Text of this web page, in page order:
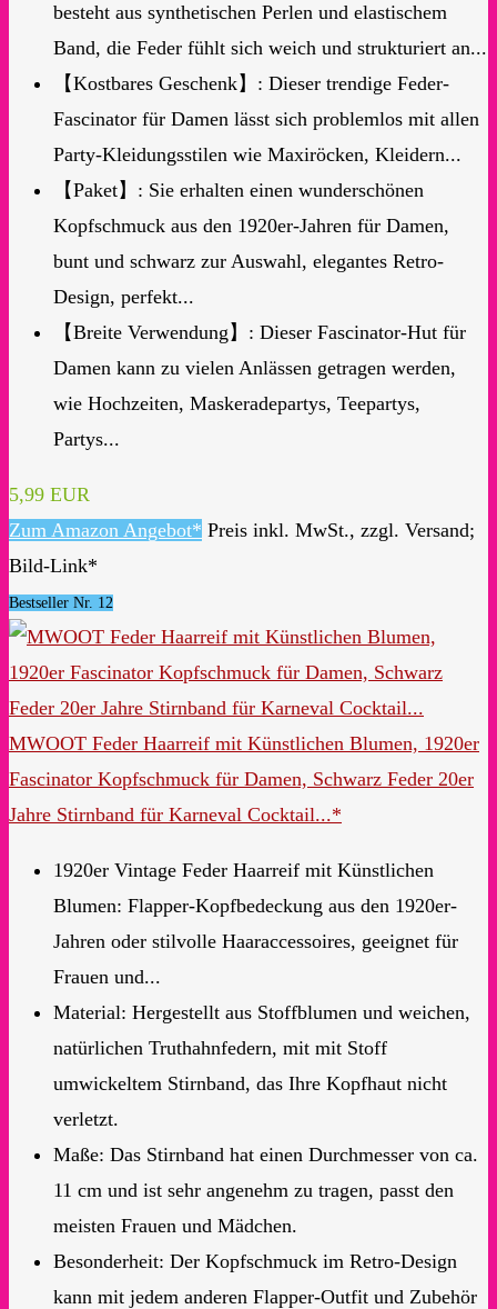
besteht aus synthetischen Perlen und elastischem
Band, die Feder fühlt sich weich und strukturiert an...
【Kostbares Geschenk】: Dieser trendige Feder-
Fascinator für Damen lässt sich problemlos mit allen
Party-Kleidungsstilen wie Maxiröcken, Kleidern...
【Paket】: Sie erhalten einen wunderschönen
Kopfschmuck aus den 1920er-Jahren für Damen,
bunt und schwarz zur Auswahl, elegantes Retro-
Design, perfekt...
【Breite Verwendung】: Dieser Fascinator-Hut für
Damen kann zu vielen Anlässen getragen werden,
wie Hochzeiten, Maskeradepartys, Teepartys,
Partys...
5,99 EUR
Zum Amazon Angebot* Preis inkl. MwSt., zzgl. Versand;
Bild-Link*
Bestseller Nr. 12
MWOOT Feder Haarreif mit Künstlichen Blumen, 1920er
Fascinator Kopfschmuck für Damen, Schwarz Feder 20er
Jahre Stirnband für Karneval Cocktail...*
1920er Vintage Feder Haarreif mit Künstlichen
Blumen: Flapper-Kopfbedeckung aus den 1920er-
Jahren oder stilvolle Haaraccessoires, geeignet für
Frauen und...
Material: Hergestellt aus Stoffblumen und weichen,
natürlichen Truthahnfedern, mit mit Stoff
umwickeltem Stirnband, das Ihre Kopfhaut nicht
verletzt.
Maße: Das Stirnband hat einen Durchmesser von ca.
11 cm und ist sehr angenehm zu tragen, passt den
meisten Frauen und Mädchen.
Besonderheit: Der Kopfschmuck im Retro-Design
kann mit jedem anderen Flapper-Outfit und Zubehör